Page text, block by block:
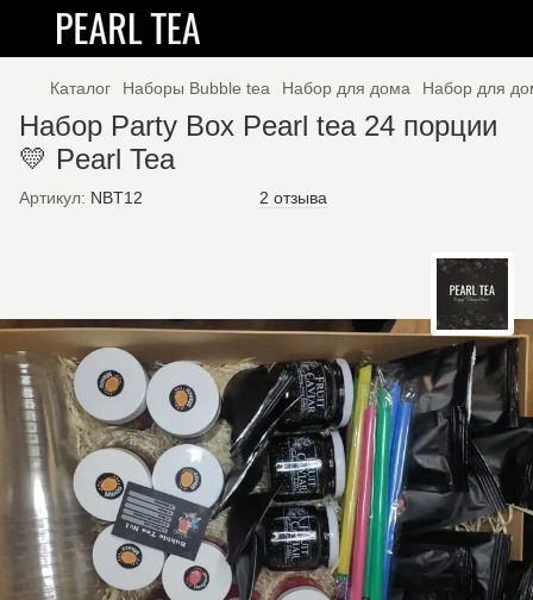
Каталог Наборы Bubble tea Набор для дома Набор для
Набор Party Box Pearl tea 24 порции
💛 Pearl Tea
Артикул: NBT12 2 отзыва